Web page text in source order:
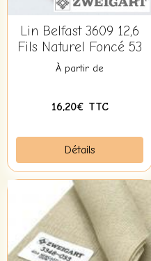
Lin Belfast 3609 12,6
Fils Naturel Foncé 53
À partir de
16,20€ TTC
Détails